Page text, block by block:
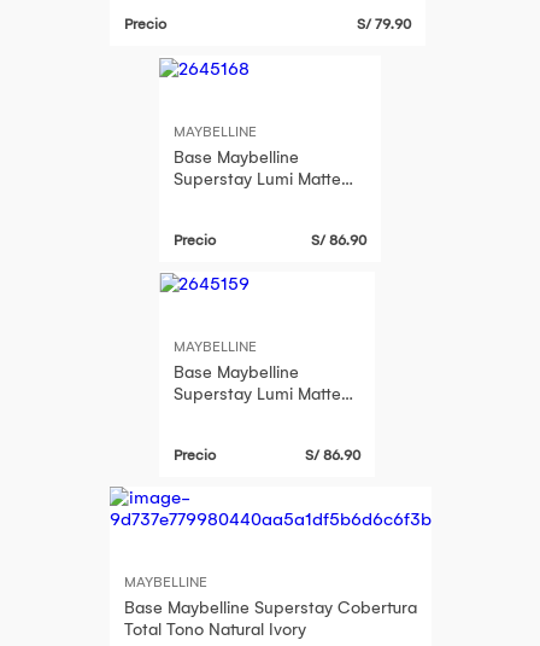
Precio S/ 79.90
MAYBELLINE
Base Maybelline
Superstay Lumi Matte
Precio S/ 86.90
MAYBELLINE
Base Maybelline
Superstay Lumi Matte
Precio S/ 86.90
MAYBELLINE
Base Maybelline Superstay Cobertura
Total Tono Natural Ivory